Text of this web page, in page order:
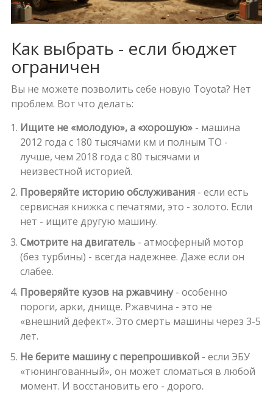
Как выбрать - если бюджет
ограничен
Вы не можете позволить себе новую Toyota? Нет
проблем. Вот что делать:
Ищите не «молодую», а «хорошую»- машина
2012 года с 180 тысячами км и полным ТО -
лучше, чем 2018 года с 80 тысячами и
неизвестной историей.
Проверяйте историю обслуживания- если есть
сервисная книжка с печатями, это - золото. Если
нет - ищите другую машину.
Смотрите на двигатель- атмосферный мотор
(без турбины) - всегда надежнее. Даже если он
слабее.
Проверяйте кузов на ржавчину- особенно
пороги, арки, днище. Ржавчина - это не
«внешний дефект». Это смерть машины через 3-5
лет.
Не берите машину с перепрошивкой- если ЭБУ
«тюнингованный», он может сломаться в любой
момент. И восстановить его - дорого.